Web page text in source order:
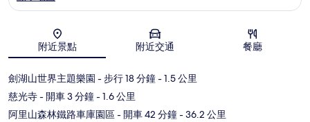
地圖
附近景點 附近交通 餐廳
劍湖山世界主題樂園 - 步行 18 分鐘- 1.5 公里
慈光寺- 開車 3 分鐘- 1.6 公里
阿里山森林鐵路車庫園區- 開車 42 分鐘- 36.2 公里